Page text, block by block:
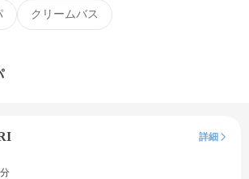
クリームバス
詳細